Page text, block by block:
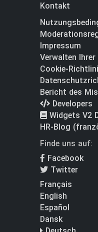
Kontakt
Impressum
Verwalten Ihrer
Cookie-
Bericht des
Developers
Widgets V2
HR-Blog
Finde uns auf:
Facebook
Twitter
Français
English
Español
Dansk